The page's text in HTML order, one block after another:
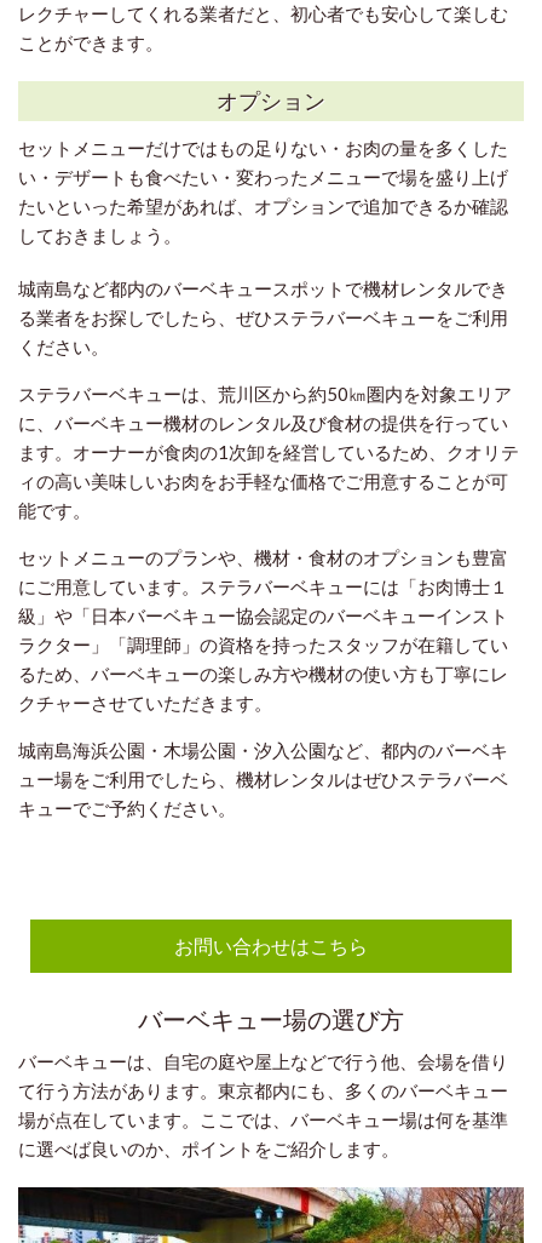
レクチャーしてくれる業者だと、初心者でも安心して楽しむ
ことができます。
オプション
セットメニューだけではもの足りない・お肉の量を多くした
い・デザートも食べたい・変わったメニューで場を盛り上げ
たいといった希望があれば、オプションで追加できるか確認
しておきましょう。
城南島など都内のバーベキュースポットで機材レンタルでき
る業者をお探しでしたら、ぜひステラバーベキューをご利用
ください。
ステラバーベキューは、荒川区から約50㎞圏内を対象エリア
に、バーベキュー機材のレンタル及び食材の提供を行ってい
ます。オーナーが食肉の1次卸を経営しているため、クオリテ
ィの高い美味しいお肉をお手軽な価格でご用意することが可
能です。
セットメニューのプランや、機材・食材のオプションも豊富
にご用意しています。ステラバーベキューには「お肉博士１
級」や「日本バーベキュー協会認定のバーベキューインスト
ラクター」「調理師」の資格を持ったスタッフが在籍してい
るため、バーベキューの楽しみ方や機材の使い方も丁寧にレ
クチャーさせていただきます。
城南島海浜公園・木場公園・汐入公園など、都内のバーベキ
ュー場をご利用でしたら、機材レンタルはぜひステラバーベ
キューでご予約ください。
お問い合わせはこちら
バーベキュー場の選び方
バーベキューは、自宅の庭や屋上などで行う他、会場を借り
て行う方法があります。東京都内にも、多くのバーベキュー
場が点在しています。ここでは、バーベキュー場は何を基準
に選べば良いのか、ポイントをご紹介します。